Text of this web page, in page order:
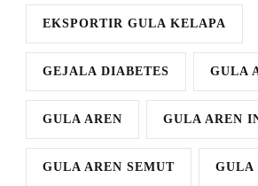
EKSPORTIR GULA KELAPA
GEJALA DIABETES GULA
GULA AREN GULA AREN
GULA AREN SEMUT GULA